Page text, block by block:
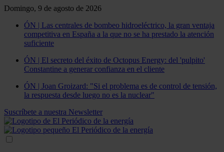
Domingo, 9 de agosto de 2026
ÓN | Las centrales de bombeo hidroeléctrico, la gran ventaja
competitiva en España a la que no se ha prestado la atención
suficiente
ÓN | El secreto del éxito de Octopus Energy: del 'pulpito'
Constantine a generar confianza en el cliente
ÓN | Joan Groizard: "Si el problema es de control de tensión,
la respuesta desde luego no es la nuclear"
Suscríbete a nuestra Newsletter